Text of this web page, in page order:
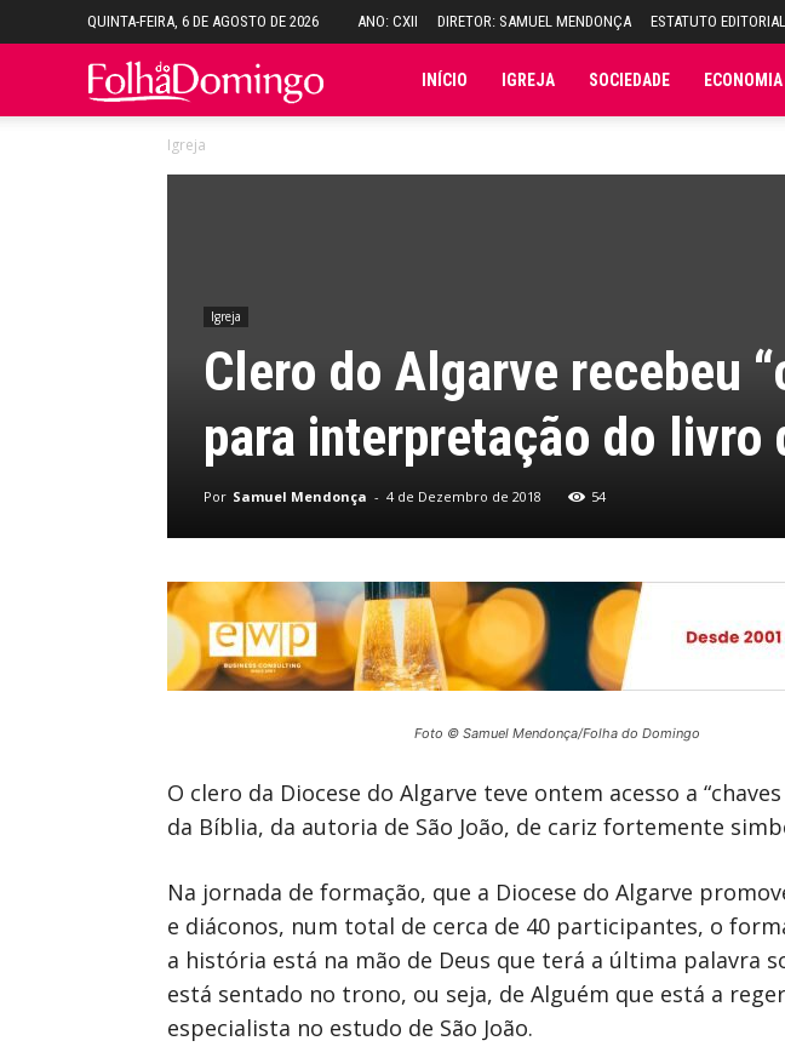
QUINTA-FEIRA, 6 DE AGOSTO DE 2026 ANO: CXII DIRETOR: SAMUEL MENDONÇA ESTATUTO EDITORIAL
Folha INÍCIO IGREJA SOCIEDADE ECONOMIA
Igreja
Igreja
Clero do Algarve recebeu
para interpretação do livro
Por Samuel Mendonça - 4 de Dezembro de 2018 54
Foto © Samuel Mendonça/Folha do Domingo
O clero da Diocese do Algarve teve ontem acesso a
da Bíblia, da autoria de São João, de cariz fortemente
Na jornada de formação, que a Diocese do Algarve
e diáconos, num total de cerca de 40 participantes, o
a história está na mão de Deus que terá a última palavra
está sentado no trono, ou seja, de Alguém que está a
especialista no estudo de São João.